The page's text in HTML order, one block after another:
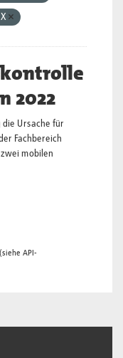
2022
Ursache für
Fachbereich
mobilen
(siehe API-